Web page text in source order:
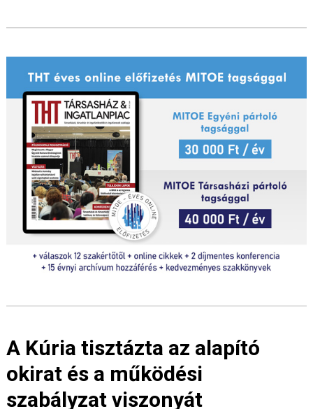
A Kúria tisztázta az alapító
okirat és a működési
szabályzat viszonyát